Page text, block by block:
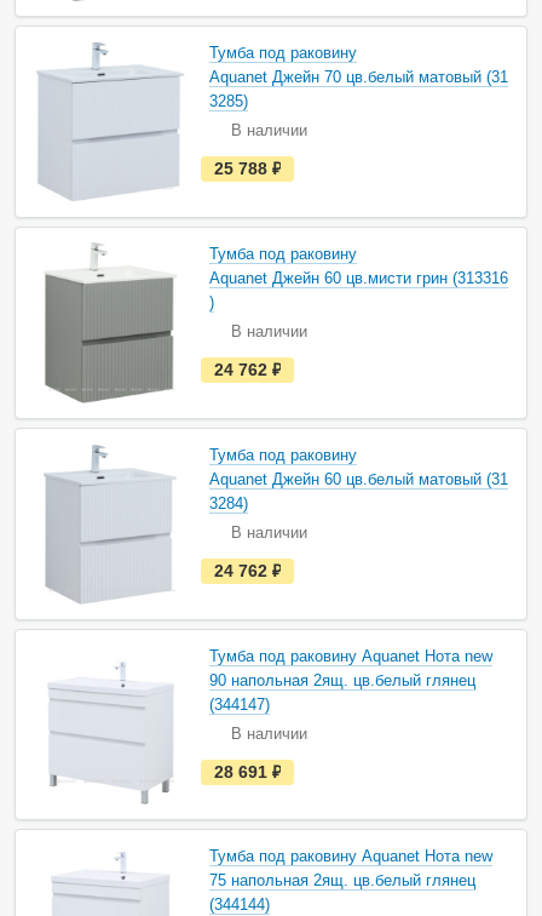
ь
в
н
а
л
и
Тумба под раковину
Aquanet Джейн 70 цв.белый матовый (31
3285)
В наличии
е
с
ь
в
н
а
л
и
25 788
Тумба под раковину
Aquanet Джейн 60 цв.мисти грин (313316
)
В наличии
е
с
ь
в
н
а
л
и
24 762
Тумба под раковину
Aquanet Джейн 60 цв.белый матовый (31
3284)
В наличии
е
с
ь
в
н
а
л
и
24 762
Тумба под раковину Aquanet Нота new
90 напольная 2ящ. цв.белый глянец
(344147)
В наличии
е
с
ь
в
н
а
л
28 691
Тумба под раковину Aquanet Нота new
75 напольная 2ящ. цв.белый глянец
(344144)